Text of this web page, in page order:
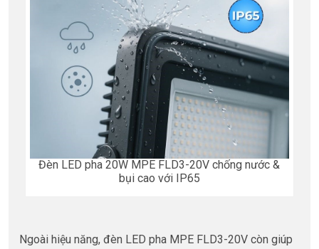
Đèn LED pha 20W MPE FLD3-20V chống nước &
bụi cao với IP65
Ngoài hiệu năng, đèn LED pha MPE FLD3-20V còn giúp